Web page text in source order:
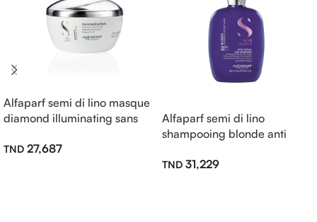
Alfaparf semi di lino masque
diamond illuminating sans
27,687
Alfaparf semi di lino
shampooing blonde anti
31,229